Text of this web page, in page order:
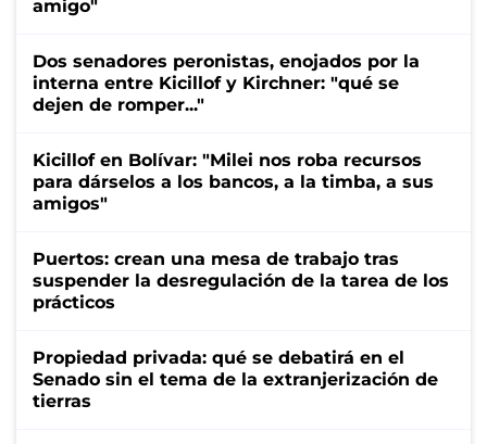
amigo"
Dos senadores peronistas, enojados por la
interna entre Kicillof y Kirchner: "qué se
dejen de romper..."
Kicillof en Bolívar: "Milei nos roba recursos
para dárselos a los bancos, a la timba, a sus
amigos"
Puertos: crean una mesa de trabajo tras
suspender la desregulación de la tarea de los
prácticos
Propiedad privada: qué se debatirá en el
Senado sin el tema de la extranjerización de
tierras